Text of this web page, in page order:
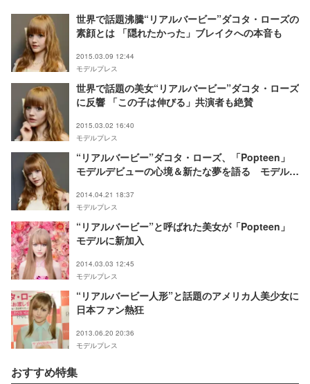
世界で話題沸騰“リアルバービー”ダコタ・ローズの
素顔とは 「隠れたかった」ブレイクへの本音も
2015.03.09 12:44
モデルプレス
世界で話題の美女“リアルバービー”ダコタ・ローズ
に反響 「この子は伸びる」共演者も絶賛
2015.03.02 16:40
モデルプレス
“リアルバービー”ダコタ・ローズ、「Popteen」
モデルデビューの心境＆新たな夢を語る モデルプ
2014.04.21 18:37
モデルプレス
“リアルバービー”と呼ばれた美女が「Popteen」
モデルに新加入
2014.03.03 12:45
モデルプレス
“リアルバービー人形”と話題のアメリカ人美少女に
日本ファン熱狂
2013.06.20 20:36
モデルプレス
おすすめ特集